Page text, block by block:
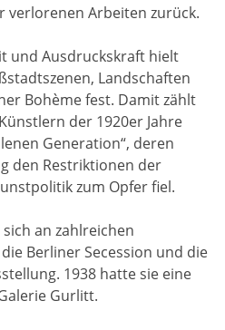
verlorenen Arbeiten zurück.
und Ausdruckskraft hielt
Landschaften
Bohème fest. Damit zählt
der 1920er Jahre
Generation“, deren
den Restriktionen der
zum Opfer fiel.
an zahlreichen
Berliner Secession und die
1938 hatte sie eine
Gurlitt.